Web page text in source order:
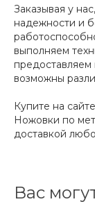
Заказывая у
надежности и
выполняем
возможны
Купите на
Ножовки по
доставкой
Вас